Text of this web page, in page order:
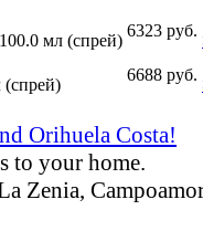
мл (спрей)
6323 руб.
(спрей)
6688 руб.
Orihuela Costa!
to your home.
Zenia,